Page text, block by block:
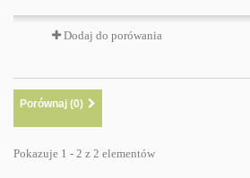
Dodaj do porówania
Porównaj (0)
Pokazuje 1 - 2 z 2 elementów